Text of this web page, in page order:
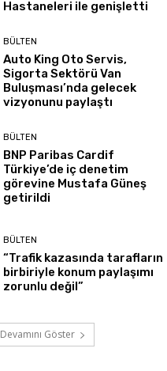
Hastaneleri ile genişletti
BÜLTEN
Auto King Oto Servis,
Sigorta Sektörü Van
Buluşması’nda gelecek
vizyonunu paylaştı
BÜLTEN
BNP Paribas Cardif
Türkiye’de iç denetim
görevine Mustafa Güneş
getirildi
BÜLTEN
“Trafik kazasında tarafların
birbiriyle konum paylaşımı
zorunlu değil”
Devamını Göster